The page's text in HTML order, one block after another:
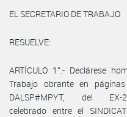
EL SECRETARIO DE TRABAJO
RESUELVE:
ARTÍCULO 1°.- Declárese
Trabajo obrante en
DALSP#MPYT, del EX-
celebrado entre el